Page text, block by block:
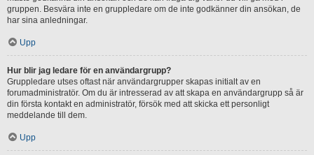
gruppen. Besvära inte en gruppledare om de inte godkänner din ansökan, de
har sina anledningar.
Upp
Hur blir jag ledare för en användargrupp?
Gruppledare utses oftast när användargrupper skapas initialt av en
forumadministratör. Om du är intresserad av att skapa en användargrupp så är
din första kontakt en administratör, försök med att skicka ett personligt
meddelande till dem.
Upp